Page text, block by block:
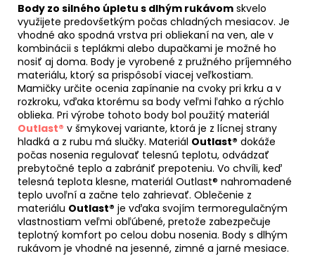
Body zo silného úpletu s dlhým rukávom skvelo
využijete predovšetkým počas chladných mesiacov. Je
vhodné ako spodná vrstva pri obliekaní na ven, ale v
kombinácii s teplákmi alebo dupačkami je možné ho
nosiť aj doma. Body je vyrobené z pružného príjemného
materiálu, ktorý sa prispôsobí viacej veľkostiam.
Mamičky určite ocenia zapínanie na cvoky pri krku a v
rozkroku, vďaka ktorému sa body veľmi ľahko a rýchlo
oblieka. Pri výrobe tohoto body bol použitý materiál
Outlast® v šmykovej variante, ktorá je z lícnej strany
hladká a z rubu má slučky. Materiál Outlast® dokáže
počas nosenia regulovať telesnú teplotu, odvádzať
prebytočné teplo a zabrániť prepoteniu. Vo chvíli, keď
telesná teplota klesne, materiál Outlast® nahromadené
teplo uvoľní a začne telo zahrievať. Oblečenie z
materiálu Outlast® je vďaka svojím termoregulačným
vlastnostiam veľmi obľúbené, pretože zabezpečuje
teplotný komfort po celou dobu nosenia. Body s dlhým
rukávom je vhodné na jesenné, zimné a jarné mesiace.